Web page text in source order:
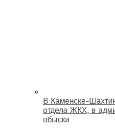
В Каменске-
отдела ЖКХ, в
обыски